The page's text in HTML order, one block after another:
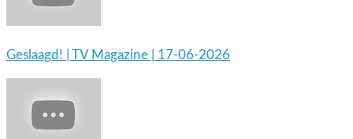
Geslaagd! | TV Magazine | 17-06-2026